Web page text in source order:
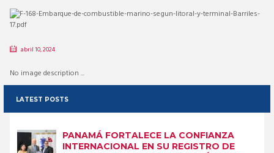
abril 10, 2024
No image description ...
LATEST POSTS
PANAMÁ FORTALECE LA CONFIANZA
INTERNACIONAL EN SU REGISTRO DE